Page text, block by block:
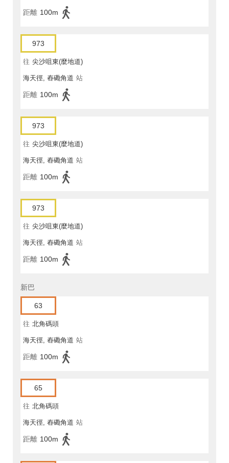
距離 100m
973
往 尖沙咀東(麼地道)
海天徑, 舂磡角道 站
距離 100m
973
往 尖沙咀東(麼地道)
海天徑, 舂磡角道 站
距離 100m
973
往 尖沙咀東(麼地道)
海天徑, 舂磡角道 站
距離 100m
新巴
63
往 北角碼頭
海天徑, 舂磡角道 站
距離 100m
65
往 北角碼頭
海天徑, 舂磡角道 站
距離 100m